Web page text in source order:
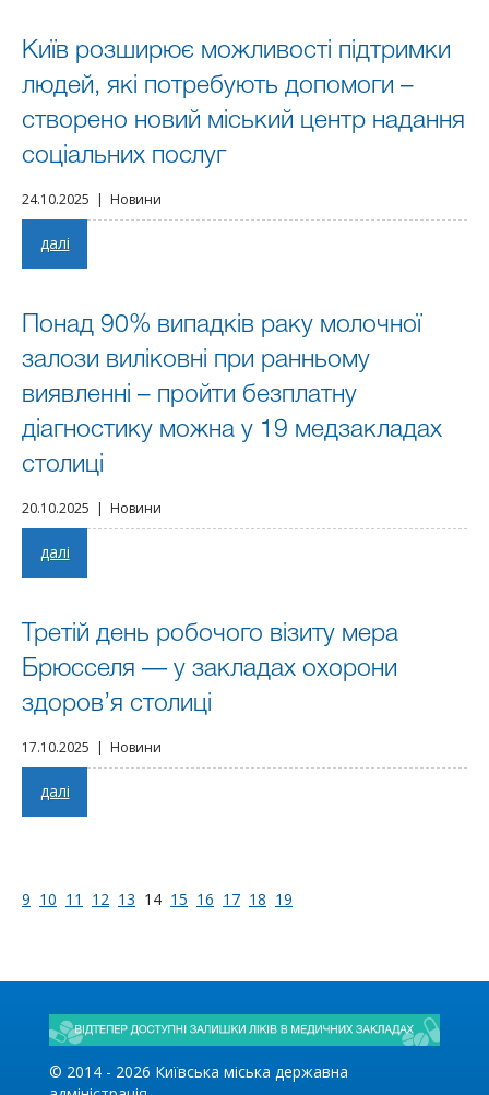
Київ розширює можливості підтримки
людей, які потребують допомоги –
створено новий міський центр надання
соціальних послуг
24.10.2025 | Новини
далі
Понад 90% випадків раку молочної
залози виліковні при ранньому
виявленні – пройти безплатну
діагностику можна у 19 медзакладах
столиці
20.10.2025 | Новини
далі
Третій день робочого візиту мера
Брюсселя — у закладах охорони
здоров’я столиці
17.10.2025 | Новини
далі
9 10 11 12 13 14 15 16 17 18 19
© 2014 - 2026 Київська міська державна